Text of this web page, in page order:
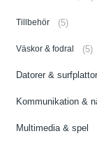
Tillbehör (5)
Väskor & fodral (5)
Datorer & surfplattor
Kommunikation &
Multimedia & spel